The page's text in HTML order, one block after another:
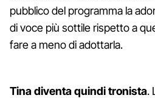
pubblico del programma la
di voce più sottile rispetto a
fare a meno di adottarla.
Tina diventa quindi tronista.